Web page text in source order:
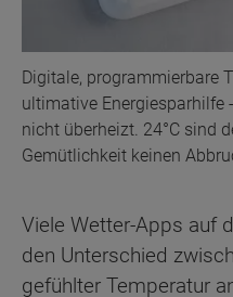
Digitale, programmierbare
ultimative Energiesparhilfe
nicht überheizt. 24°C sind
Gemütlichkeit keinen
Viele Wetter-Apps auf
den Unterschied
gefühlter Temperatur